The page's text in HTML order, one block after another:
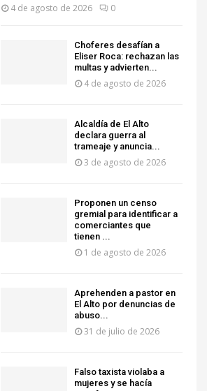
4 de agosto de 2026 0
Choferes desafían a
Eliser Roca: rechazan las
multas y advierten...
4 de agosto de 2026
‎Alcaldía de El Alto
declara guerra al
trameaje y anuncia...
3 de agosto de 2026
Proponen un censo
gremial para identificar a
comerciantes que
tienen ...
1 de agosto de 2026
Aprehenden a pastor en
El Alto por denuncias de
abuso...
31 de julio de 2026
Falso taxista violaba a
mujeres y se hacía